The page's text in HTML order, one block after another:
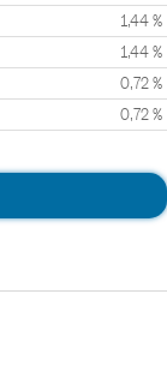
1,44 %
1,44 %
0,72 %
0,72 %